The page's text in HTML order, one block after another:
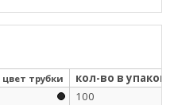
цвет трубки кол-во в
100